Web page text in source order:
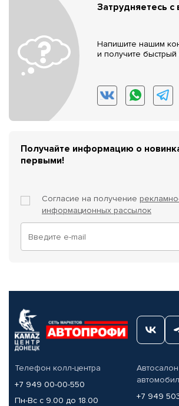
Затрудняетесь
Напишите нашим
и получите быстрый
Получайте информацию о
первыми!
Согласие на получение
информационных рассылок
Телефон колл-центра
+7 949 00-00-550
Пн-Вс с 9.00 до 18.00
+7 949